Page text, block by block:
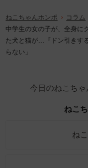
ねこちゃんホンポ コラム
中学生の女の子が、全身に
た犬と猫が…『ドン引きす
らない」
今日のねこちゃ
ねこ
ね